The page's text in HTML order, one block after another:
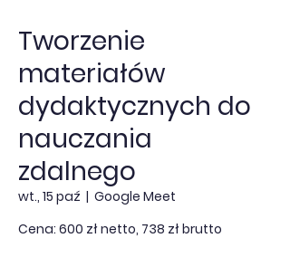
Tworzenie
materiałów
dydaktycznych do
nauczania
zdalnego
wt., 15 paź
  |
Google Meet
Cena: 600 zł netto, 738 zł brutto